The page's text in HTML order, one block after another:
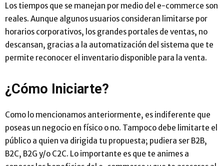
Los tiempos que se manejan por medio del e-commerce son
reales. Aunque algunos usuarios consideran limitarse por
horarios corporativos, los grandes portales de ventas, no
descansan, gracias a la automatización del sistema que te
permite reconocer el inventario disponible para la venta.
¿Cómo Iniciarte?
Como lo mencionamos anteriormente, es indiferente que
poseas un negocio en físico o no. Tampoco debe limitarte el
público a quien va dirigida tu propuesta; pudiera ser B2B,
B2C, B2G y/o C2C. Lo importante es que te animes a